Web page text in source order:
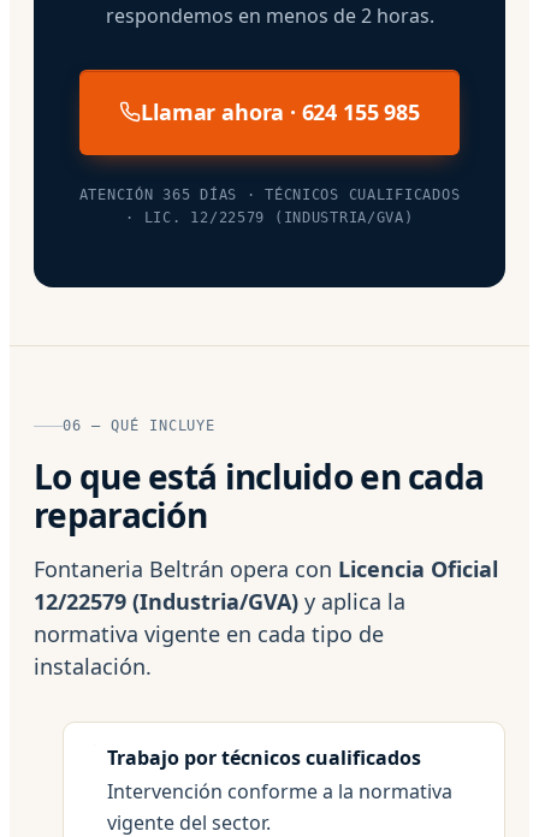
respondemos en menos de 2 horas.
Llamar ahora · 624 155 985
ATENCIÓN 365 DÍAS · TÉCNICOS CUALIFICADOS
· LIC. 12/22579 (INDUSTRIA/GVA)
06 — QUÉ INCLUYE
Lo que está incluido en cada
reparación
Fontaneria Beltrán opera con Licencia Oficial
12/22579 (Industria/GVA) y aplica la
normativa vigente en cada tipo de
instalación.
Trabajo por técnicos cualificados
Intervención conforme a la normativa
vigente del sector.